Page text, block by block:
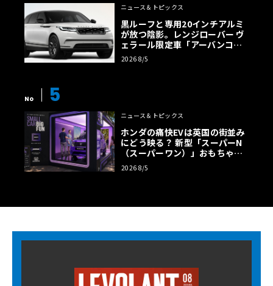
ニュース＆トピックス
黒ルーフと専用20インチアルミ
が放つ陰影。レンジローバー ヴ
ェラール限定車「アーバンコン
トラスト・エディション」登場
2026 8/5
No 5
ニュース＆トピックス
ホンダの痛快EVは英国の街並み
にどう映る？ 新型「スーパーN
（スーパーワン）」おもちゃ箱
ツアーの全貌
2026 8/5